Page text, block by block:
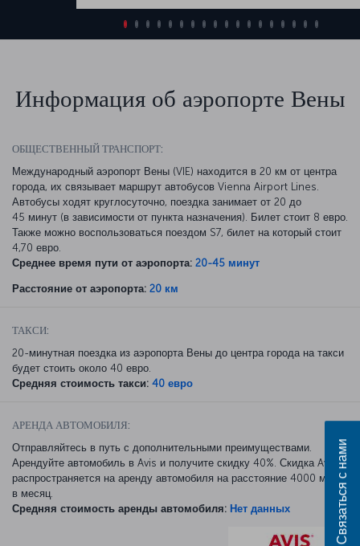
Информация об аэропорте Вены
ОБЩЕСТВЕННЫЙ ТРАНСПОРТ:
Международный аэропорт Вены (VIE) находится в 20 км от центра
города, их связывает маршрут автобусов Vienna Airport Lines.
Автобусы ходят круглосуточно, поездка занимает от 20 до
45 минут (в зависимости от пункта назначения). Билет стоит 8 евро.
Также можно воспользоваться поездом S7, билет на который стоит
4,70 евро.
Среднее время пути от аэропорта: 20-45 минут
Расстояние от аэропорта: 20 км
ТАКСИ:
20-минутная поездка из аэропорта Вены до центра города на такси
будет стоить около 40 евро.
Средняя стоимость такси: 40 евро
АРЕНДА АВТОМОБИЛЯ:
Отправляйтесь в путь с дополнительными преимуществами.
Арендуйте автомобиль в Avis и получите скидку 40%. Скидка Avis
распространяется на аренду автомобиля на расстояние 4000 миль
в месяц.
Средняя стоимость аренды автомобиля: Нет данных Связаться с нами